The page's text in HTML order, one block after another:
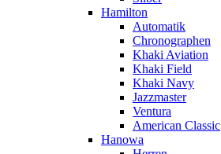
Hamilton
Automatik
Chronographen
Khaki Aviation
Khaki Field
Khaki Navy
Jazzmaster
Ventura
American Classic
Hanowa